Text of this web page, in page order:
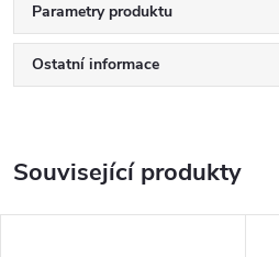
Parametry produktu
Ostatní informace
Související produkty